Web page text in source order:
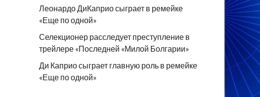
Леонардо ДиКаприо сыграет в ремейке
«Еще по одной»
Селекционер расследует преступление в
трейлере «Последней «Милой Болгарии»
Ди Каприо сыграет главную роль в ремейке
«Еще по одной»